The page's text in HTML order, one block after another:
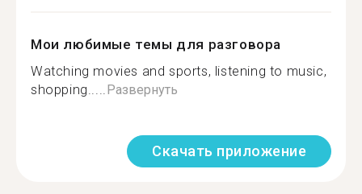
Мои любимые темы для разговора
Watching movies and sports, listening to music,
shopping.....Развернуть
Скачать приложение